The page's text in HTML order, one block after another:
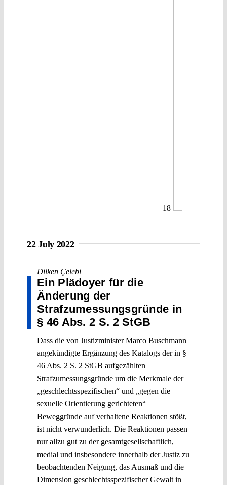
18
22 July 2022
Dilken Çelebi
Ein Plädoyer für die
Änderung der
Strafzumessungsgründe in
§ 46 Abs. 2 S. 2 StGB
Dass die von Justizminister Marco Buschmann
angekündigte Ergänzung des Katalogs der in §
46 Abs. 2 S. 2 StGB aufgezählten
Strafzumessungsgründe um die Merkmale der
„geschlechtsspezifischen“ und „gegen die
sexuelle Orientierung gerichteten“
Beweggründe auf verhaltene Reaktionen stößt,
ist nicht verwunderlich. Die Reaktionen passen
nur allzu gut zu der gesamtgesellschaftlich,
medial und insbesondere innerhalb der Justiz zu
beobachtenden Neigung, das Ausmaß und die
Dimension geschlechtsspezifischer Gewalt in